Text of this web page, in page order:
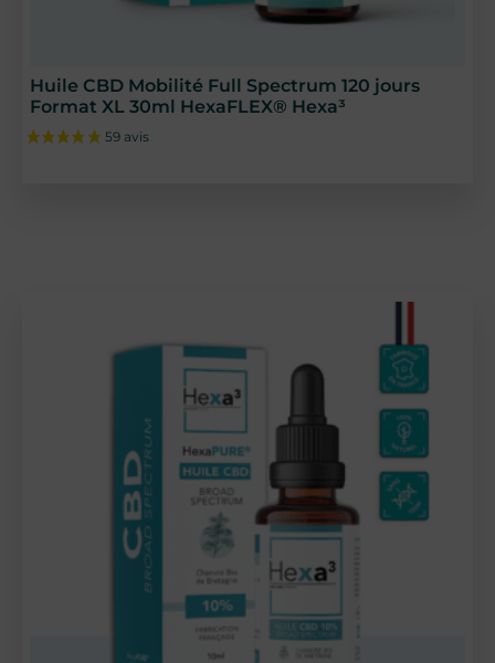
40 avis
Huile CBD Mobilité Full Spectrum 120 jours
Format XL 30ml HexaFLEX® Hexa³